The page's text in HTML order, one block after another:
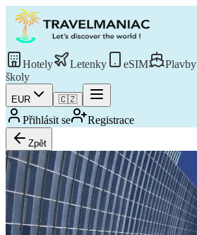
Hotely Letenky eSIM Plavby
školy
EUR 🇨🇿
Přihlásit se Registrace
Zpět